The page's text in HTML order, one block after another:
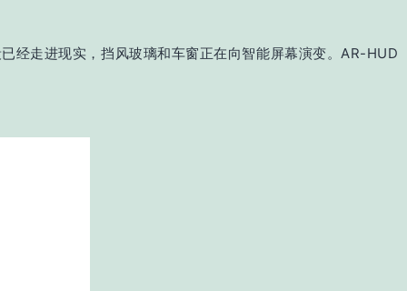
经走进现实，挡风玻璃和车窗正在向智能屏幕演变。AR-HUD